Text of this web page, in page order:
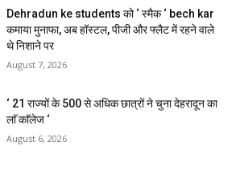
Dehradun ke students को ‘ स्मैक ‘ bech kar
कमाया मुनाफा, अब हॉस्टल, पीजी और फ्लैट में रहने वाले
थे निशाने पर
August 7, 2026
‘ 21 राज्यों के 500 से अधिक छात्रों ने चुना देहरादून का
लाॅ काॅलेज ‘
August 6, 2026